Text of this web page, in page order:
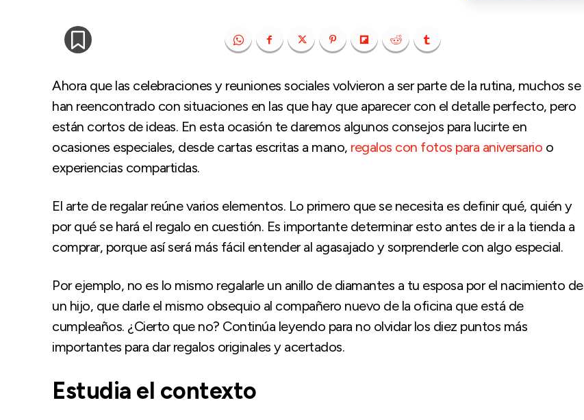
Ahora que las celebraciones y reuniones sociales volvieron a ser parte de la rutina, muchos se
han reencontrado con situaciones en las que hay que aparecer con el detalle perfecto, pero
están cortos de ideas. En esta ocasión te daremos algunos consejos para lucirte en
ocasiones especiales, desde cartas escritas a mano, regalos con fotos para aniversario o
experiencias compartidas.
El arte de regalar reúne varios elementos. Lo primero que se necesita es definir qué, quién y
por qué se hará el regalo en cuestión. Es importante determinar esto antes de ir a la tienda a
comprar, porque así será más fácil entender al agasajado y sorprenderle con algo especial.
Por ejemplo, no es lo mismo regalarle un anillo de diamantes a tu esposa por el nacimiento de
un hijo, que darle el mismo obsequio al compañero nuevo de la oficina que está de
cumpleaños. ¿Cierto que no? Continúa leyendo para no olvidar los diez puntos más
importantes para dar regalos originales y acertados.
Estudia el contexto